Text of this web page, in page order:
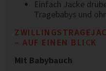
Einfach Jacke
Tragebabys und
– AUF EINEN BLICK
Mit Babybauch